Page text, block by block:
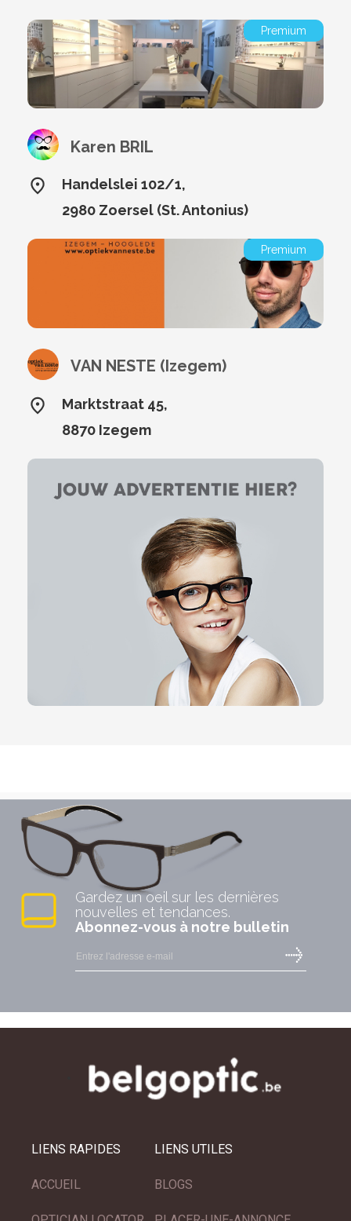
Premium
Karen BRIL
Handelslei 102/1,
2980 Zoersel (St. Antonius)
Premium
VAN NESTE (Izegem)
Marktstraat 45,
8870 Izegem
Gardez un oeil sur les dernières
nouvelles et tendances.
Abonnez-vous à notre bulletin
LIENS RAPIDES
ACCUEIL
LIENS UTILES
BLOGS